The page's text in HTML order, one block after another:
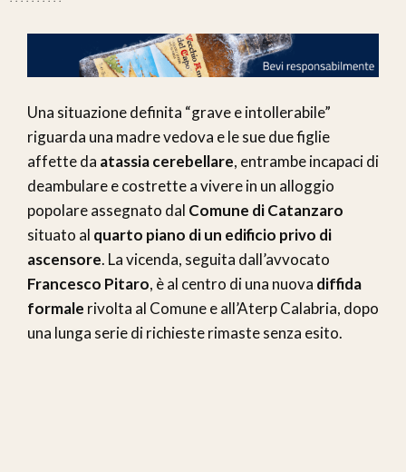
Una situazione definita “grave e intollerabile”
riguarda una madre vedova e le sue due figlie
affette da atassia cerebellare, entrambe incapaci di
deambulare e costrette a vivere in un alloggio
popolare assegnato dal Comune di Catanzaro
situato al quarto piano di un edificio privo di
ascensore. La vicenda, seguita dall’avvocato
Francesco Pitaro, è al centro di una nuova diffida
formale rivolta al Comune e all’Aterp Calabria, dopo
una lunga serie di richieste rimaste senza esito.